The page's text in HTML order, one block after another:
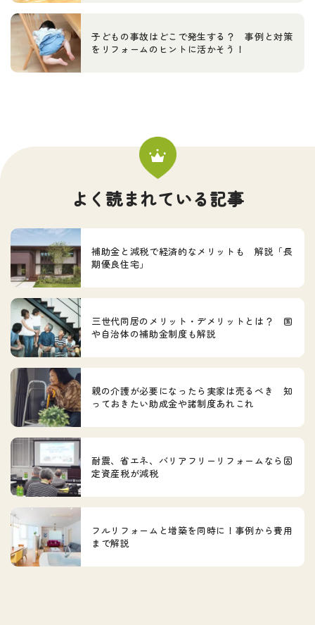
子どもの事故はどこで発生する？ 事例と対策
をリフォームのヒントに活かそう！
よく読まれている記事
補助金と減税で経済的なメリットも 解説「長
期優良住宅」
三世代同居のメリット・デメリットとは？ 国
や自治体の補助金制度も解説
親の介護が必要になったら実家は売るべき 知
っておきたい助成金や諸制度あれこれ
耐震、省エネ、バリアフリーリフォームなら固
定資産税が減税
フルリフォームと増築を同時に！事例から費用
まで解説